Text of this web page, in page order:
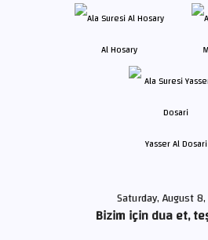
Al Hosary
Yasser Al Dosari
Saturday, August
Bizim için dua et,